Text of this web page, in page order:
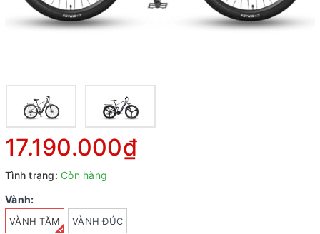
17.190.000₫
Tình trạng: Còn hàng
Vành:
VÀNH TĂM VÀNH ĐÚC